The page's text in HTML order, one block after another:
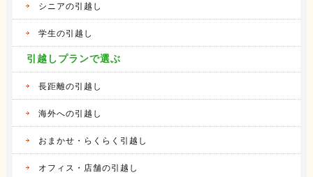
シニアの引越し
学生の引越し
引越しプランで選ぶ
長距離の引越し
海外への引越し
おまかせ・らくらく引越し
オフィス・店舗の引越し